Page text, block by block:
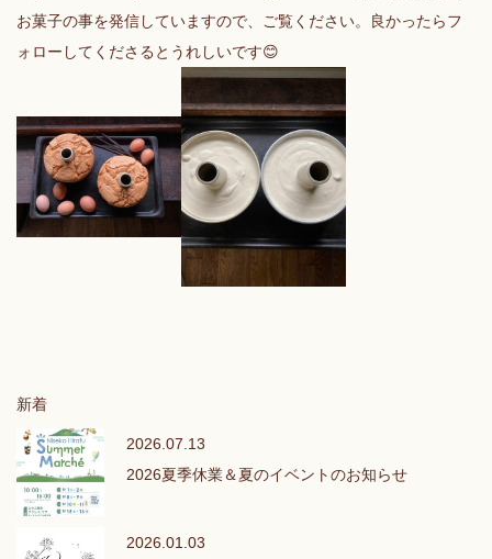
お菓子の事を発信していますので、ご覧ください。良かったらフ
ォローしてくださるとうれしいです😊
新着
2026.07.13
2026夏季休業＆夏のイベントのお知らせ
2026.01.03